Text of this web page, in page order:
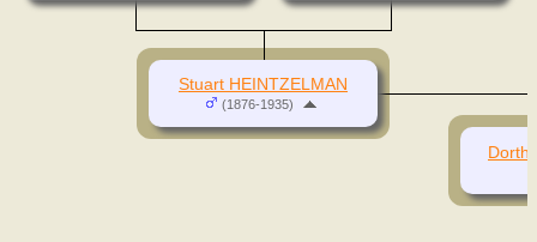
Stuart HEINTZELMAN
(1876-1935)